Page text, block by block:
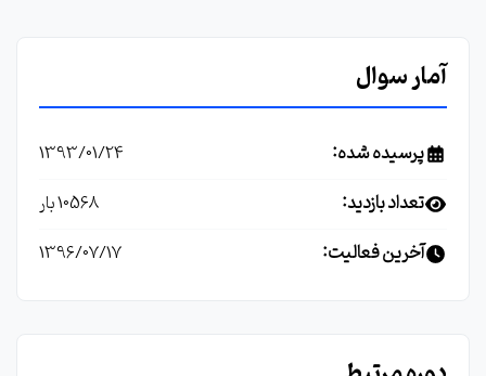
آمار سوال
پرسیده شده: 1393/01/24
تعداد بازدید: 10568 بار
آخرین فعالیت: 1396/07/17